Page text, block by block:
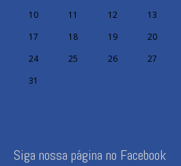
10
11 12 13
17
18 19 20
24
25 26 27
31
Siga nossa página no Facebook